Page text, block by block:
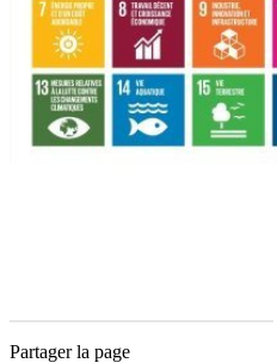
Partager la page